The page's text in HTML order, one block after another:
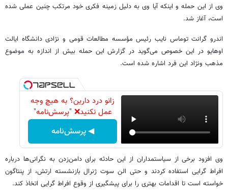
وی از این حمله و اینکه آیا وی به دلیل زمینه فکری خود مرتکب چنین عملی شده
است، آغاز شد.
اندرو گرانت توماس نایب رئیس مؤسسه مطالعات قومی و نژادی دانشگاه ایالت
اوهایو در این خصوص می‌گوید در گزارش این حمله بیش از اندازه به موضوع
مذهب و‌نژاد این فرد اشاره شده است.
زانو درد دارین؟ به هیچ وجه
عمل نکنید❌ "پرسش‌نامه"
◀ پرسش‌نامه
وی افزود برخی از سیاستمداران از این حادثه برای دامن‌زدن به نگرانی‌ها درباره
افراط گرایی استفاده کردند و حتی الن سوت ژنرال بازنشسته ارتش، از پنتاگون
خواسته است تا اقدامات بهتری را برای پیشگیری از وقوع افراط گرایی اتخاذ کند.